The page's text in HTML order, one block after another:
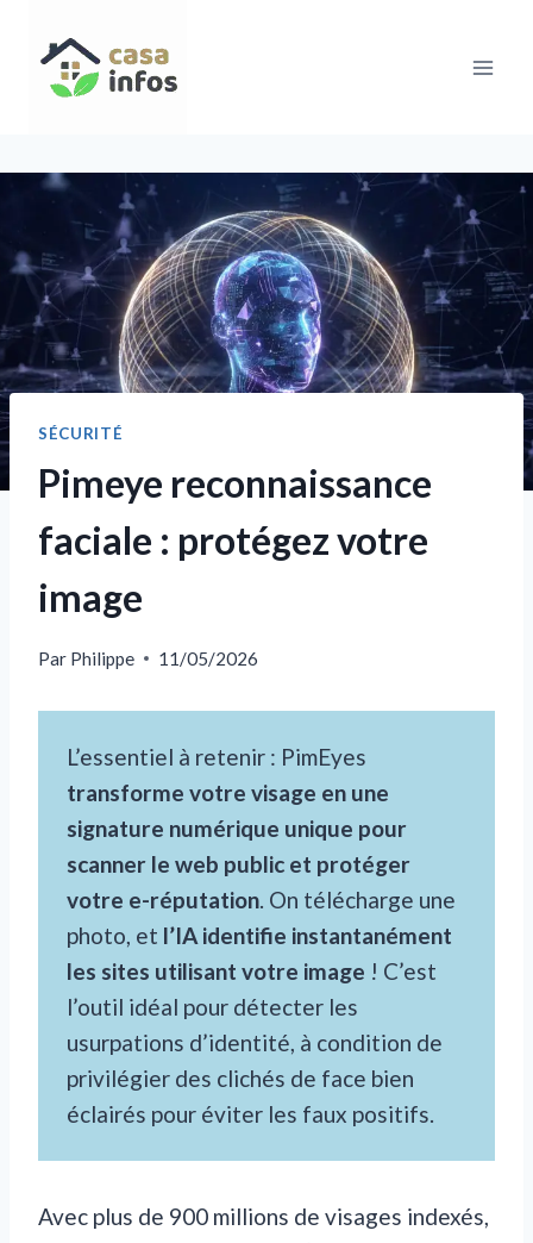
contenu
SÉCURITÉ
Pimeye reconnaissance
faciale : protégez votre
image
Par Philippe 11/05/2026
L’essentiel à retenir : PimEyes
transforme votre visage en une
signature numérique unique pour
scanner le web public et protéger
votre e-réputation. On télécharge une
photo, et l’IA identifie instantanément
les sites utilisant votre image ! C’est
l’outil idéal pour détecter les
usurpations d’identité, à condition de
privilégier des clichés de face bien
éclairés pour éviter les faux positifs.
Avec plus de 900 millions de visages indexés,